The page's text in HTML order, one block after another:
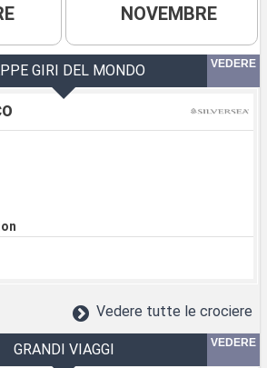
NOVEMBRE
GIRI DEL MONDO VEDERE
Vedere tutte le crociere
GRANDI VIAGGI VEDERE